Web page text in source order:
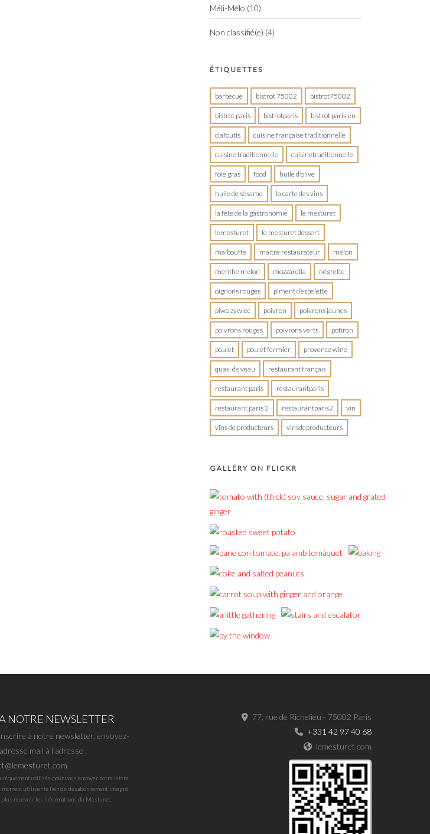
Méli-Mélo (10)
Non classifié(e) (4)
ÉTIQUETTES
barbecue bistrot 75002 bistrot75002
bistrot paris bistrotparis bistrot parisien
clafoutis cuisine française traditionnelle
cuisine traditionnelle cuisinetraditionnelle
foie gras food huile d'olive
huile de sésame la carte des vins
la fête de la gastronomie le mesturet
lemesturet le mesturet dessert
malbouffe maître restaurateur melon
menthe melon mozzarella négrette
oignons rouges piment d’espelette
piwo zywiec poivron poivrons jaunes
poivrons rouges poivrons verts potiron
poulet poulet fermier provence wine
quasi de veau restaurant français
restaurant paris restaurantparis
restaurant paris 2 restaurantparis2 vin
vins de producteurs vinsdeproducteurs
GALLERY ON FLICKR
NOTRE NEWSLETTER
à notre newsletter, envoyez-
mail à l’adresse :
utilisée pour vous envoyer notre lettre
moment utiliser le lien de désabonnement intégré
recevoir les informations du Mesturet.
77, rue de Richelieu - 75002 Paris
+331 42 97 40 68
lemesturet.com